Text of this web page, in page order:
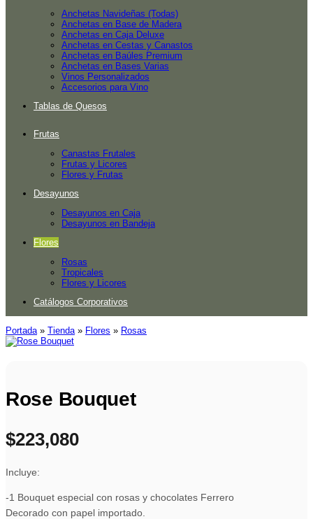
Anchetas Navideñas (Todas)
Anchetas en Base de Madera
Anchetas en Caja Deluxe
Anchetas en Cestas y Canastos
Anchetas en Baúles Premium
Anchetas en Bases Varias
Vinos Personalizados
Accesorios para Vino
Tablas de Quesos
Frutas
Canastas Frutales
Frutas y Licores
Flores y Frutas
Desayunos
Desayunos en Caja
Desayunos en Bandeja
Flores
Rosas
Tropicales
Flores y Licores
Catálogos Corporativos
Portada » Tienda » Flores » Rosas
Rose Bouquet
$223,080
Incluye:
-1 Bouquet especial con rosas y chocolates Ferrero
Decorado con papel importado.